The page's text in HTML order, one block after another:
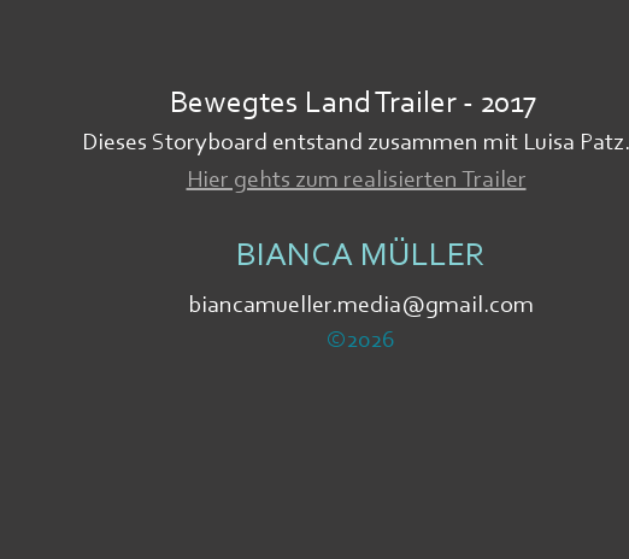
Bewegtes Land Trailer - 2017
Dieses Storyboard entstand zusammen mit Luisa Patz.
Hier gehts zum realisierten Trailer
BIANCA MÜLLER
biancamueller.media@gmail.com
©2026